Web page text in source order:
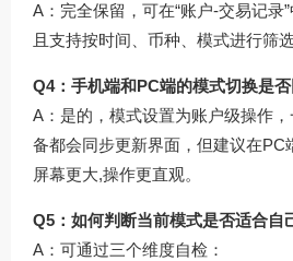
A：完全保留，可在“账户-交易记录
且支持按时间、币种、模式进行筛选
Q4：手机端和PC端的模式切换是否
A：是的，模式设置为账户级操作
备都会同步更新界面，但建议在PC
屏幕更大,操作更直观。
Q5：如何判断当前模式是否适合自
A：可通过三个维度自检：